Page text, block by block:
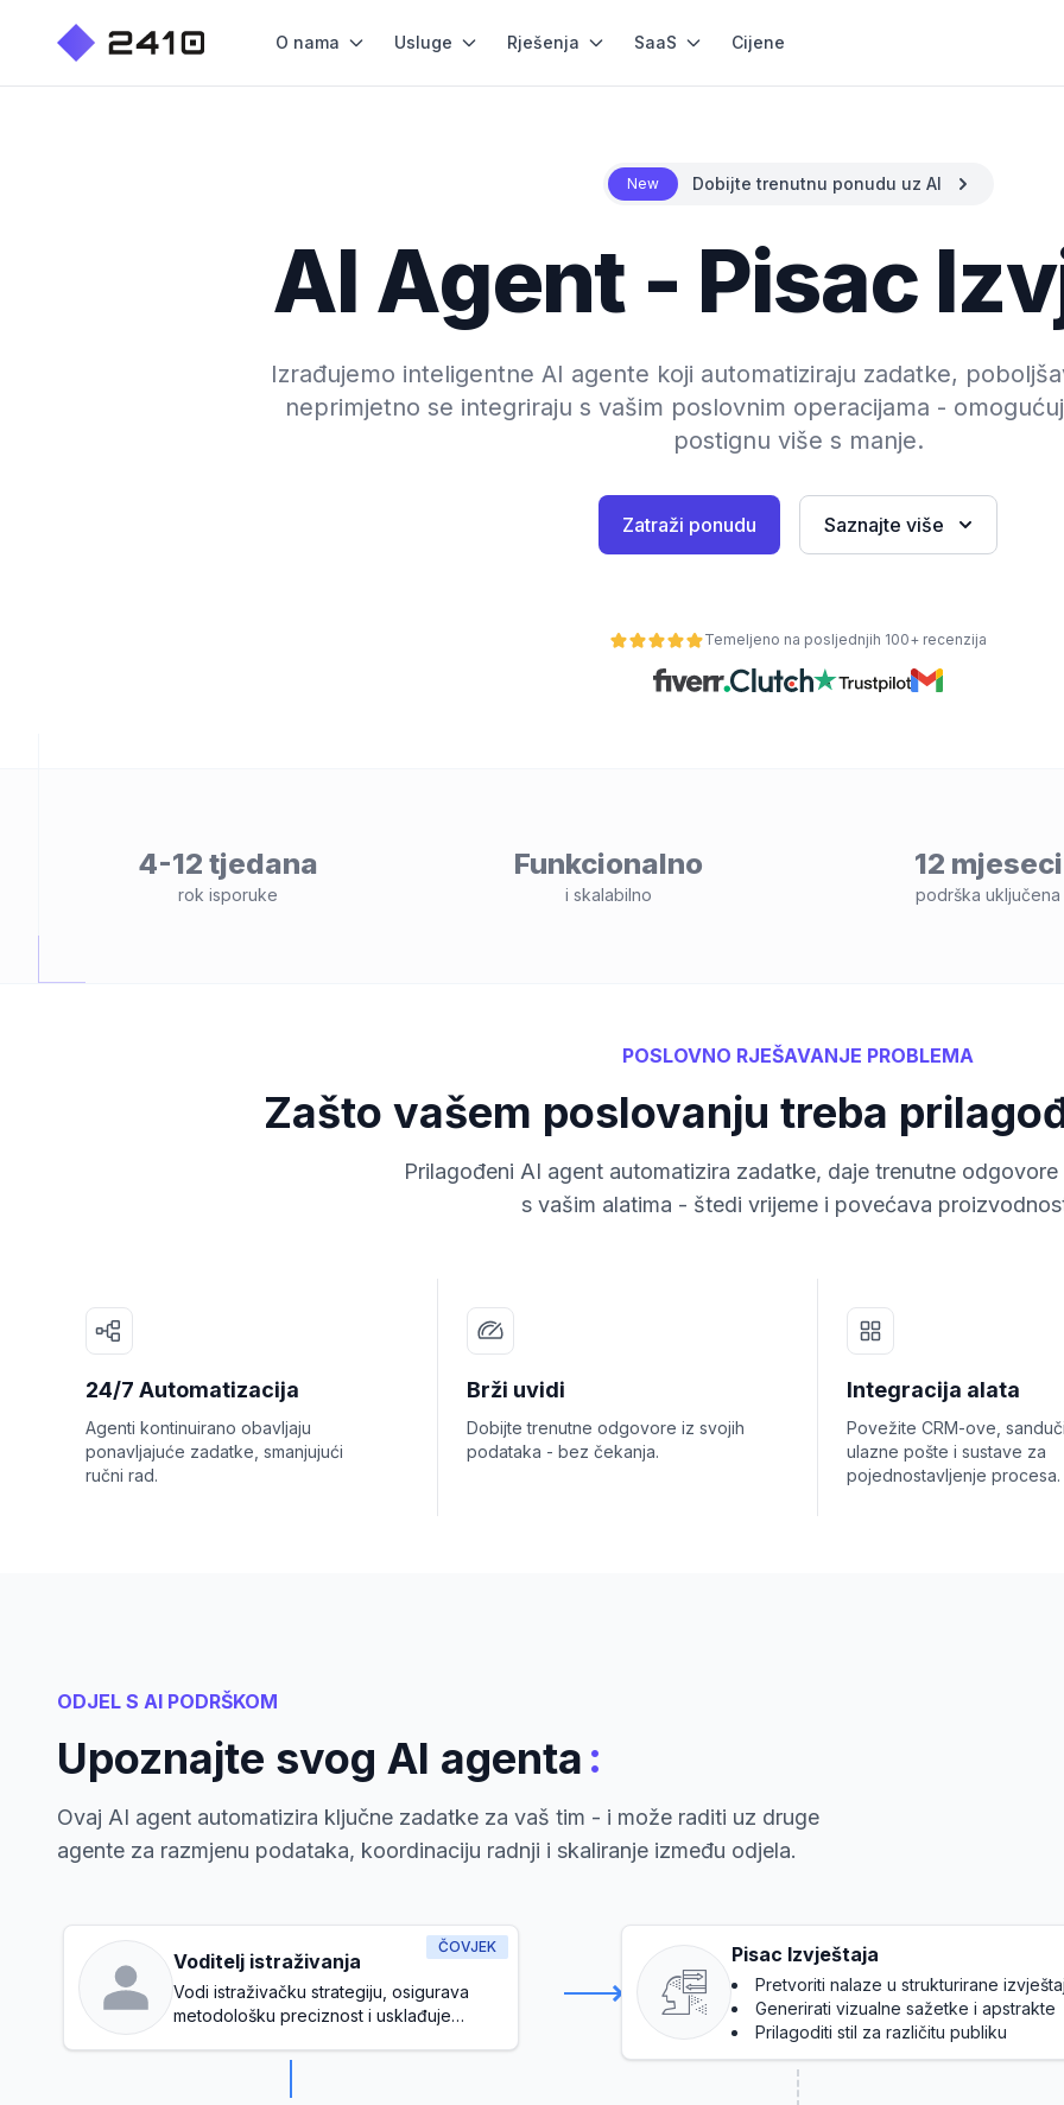
O nama Usluge Rješenja SaaS Cijene
New Dobijte trenutnu ponudu uz AI
AI Agent - Pisac
Izrađujemo inteligentne AI agente koji automatiziraju zadatke,
neprimjetno se integriraju s vašim poslovnim operacijama -
postignu više s manje.
Zatraži ponudu Saznajte više
Temeljeno na posljednjih 100+ recenzija
4-12 tjedana
rok isporuke
Funkcionalno
i skalabilno
12 mjeseci
podrška uključena
POSLOVNO RJEŠAVANJE PROBLEMA
Zašto vašem poslovanju treba
Prilagođeni AI agent automatizira zadatke, daje trenutne
s vašim alatima - štedi vrijeme i povećava
24/7 Automatizacija
Agenti kontinuirano obavljaju
ponavljajuće zadatke, smanjujući
ručni rad.
Brži uvidi
Dobijte trenutne odgovore iz svojih
podataka - bez čekanja.
Integracija alata
Povežite CRM-ove,
ulazne pošte i sustave za
pojednostavljenje procesa.
ODJEL S AI PODRŠKOM
Upoznajte svog AI agenta :
Ovaj AI agent automatizira ključne zadatke za vaš tim - i može raditi uz druge
agente za razmjenu podataka, koordinaciju radnji i skaliranje između odjela.
ČOVJEK
Voditelj istraživanja
Vodi istraživačku strategiju, osigurava
metodološku preciznost i usklađuje
Pisac Izvještaja
Pretvoriti nalaze u strukturirane
Generirati vizualne sažetke i apstrakte
Prilagoditi stil za različitu publiku